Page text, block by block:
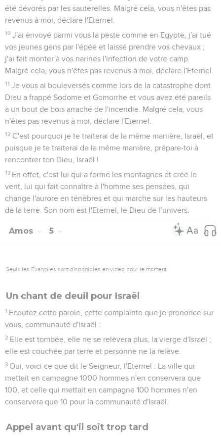
été dévorés par les sauterelles. Malgré cela, vous n'êtes pas
revenus à moi, déclare l'Eternel.
10 J'ai envoyé parmi vous la peste comme en Egypte, j'ai tué
vos jeunes gens par l'épée et laissé prendre vos chevaux ;
j'ai fait monter à vos narines l'infection de votre camp.
Malgré cela, vous n'êtes pas revenus à moi, déclare l'Eternel.
11 Je vous ai bouleversés comme lors de la catastrophe dont
Dieu a frappé Sodome et Gomorrhe et vous avez été pareils
à un bout de bois arraché de l'incendie. Malgré cela, vous
n'êtes pas revenus à moi, déclare l'Eternel.
12 C'est pourquoi je te traiterai de la même manière, Israël, et
puisque je te traiterai de la même manière, prépare-toi à
rencontrer ton Dieu, Israël !
13 En effet, c'est lui qui a formé les montagnes et créé le
vent, lui qui fait connaître à l'homme ses pensées, qui
change l'aurore en ténèbres et qui marche sur les hauteurs
de la terre. Son nom est l'Eternel, le Dieu de l’univers.
Amos 5
Seuls les Évangiles sont disponibles en vidéo pour le moment.
Un chant de deuil pour Israël
1 Ecoutez cette parole, cette complainte que je prononce sur
vous, communauté d'Israël :
2 Elle est tombée, elle ne se relèvera plus, la vierge d'Israël ;
elle est couchée par terre et personne ne la relève.
3 Oui, voici ce que dit le Seigneur, l'Eternel : La ville qui
mettait en campagne 1000 hommes n'en conservera que
100, et celle qui mettait en campagne 100 hommes n'en
conservera que 10 pour la communauté d'Israël.
Appel avant qu'il soit trop tard